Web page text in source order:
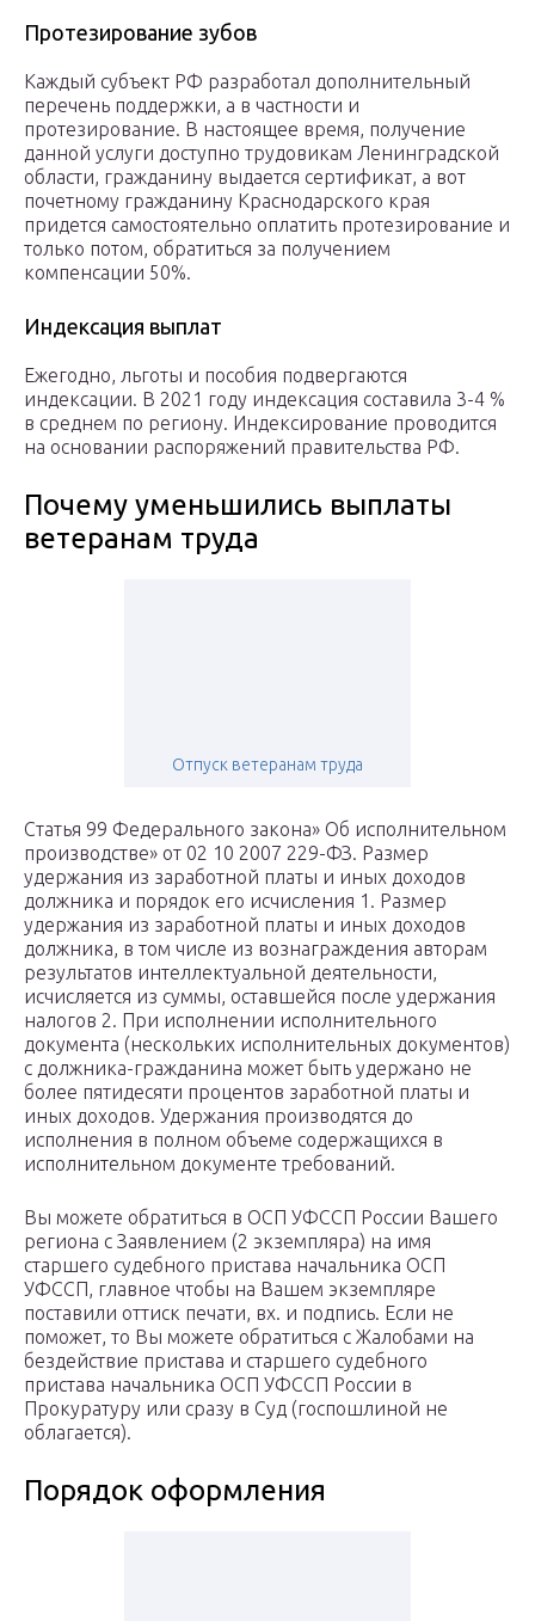
Протезирование зубов
Каждый субъект РФ разработал дополнительный
перечень поддержки, а в частности и
протезирование. В настоящее время, получение
данной услуги доступно трудовикам Ленинградской
области, гражданину выдается сертификат, а вот
почетному гражданину Краснодарского края
придется самостоятельно оплатить протезирование и
только потом, обратиться за получением
компенсации 50%.
Индексация выплат
Ежегодно, льготы и пособия подвергаются
индексации. В 2021 году индексация составила 3-4 %
в среднем по региону. Индексирование проводится
на основании распоряжений правительства РФ.
Почему уменьшились выплаты
ветеранам труда
Отпуск ветеранам труда
Статья 99 Федерального закона» Об исполнительном
производстве» от 02 10 2007 229-ФЗ. Размер
удержания из заработной платы и иных доходов
должника и порядок его исчисления 1. Размер
удержания из заработной платы и иных доходов
должника, в том числе из вознаграждения авторам
результатов интеллектуальной деятельности,
исчисляется из суммы, оставшейся после удержания
налогов 2. При исполнении исполнительного
документа (нескольких исполнительных документов)
с должника-гражданина может быть удержано не
более пятидесяти процентов заработной платы и
иных доходов. Удержания производятся до
исполнения в полном объеме содержащихся в
исполнительном документе требований.
Вы можете обратиться в ОСП УФССП России Вашего
региона с Заявлением (2 экземпляра) на имя
старшего судебного пристава начальника ОСП
УФССП, главное чтобы на Вашем экземпляре
поставили оттиск печати, вх. и подпись. Если не
поможет, то Вы можете обратиться с Жалобами на
бездействие пристава и старшего судебного
пристава начальника ОСП УФССП России в
Прокуратуру или сразу в Суд (госпошлиной не
облагается).
Порядок оформления